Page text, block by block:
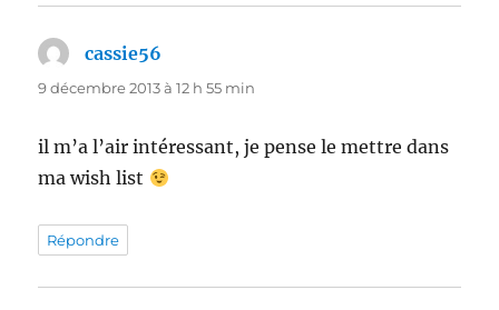
cassie56
9 décembre 2013 à 12 h 55 min
il m’a l’air intéressant, je pense le mettre dans
ma wish list
Répondre